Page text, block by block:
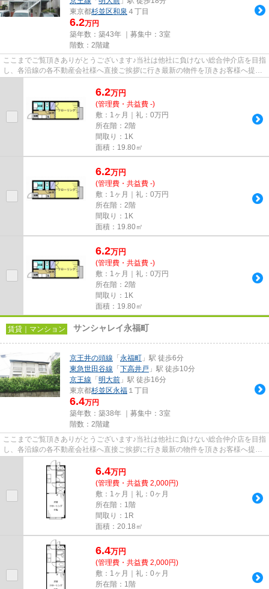
東京都杉並区和泉 ４丁目
6.2万円
築年数：築43年 ｜募集中： 3室
階数：2階建
ここまでご覧頂きありがとうございます♪当社は他社に負けない総合仲介店を目指
し、各沿線の各不動産会社様へ直接ご挨拶に行き最新の物件を頂きお客様へ提供
6.2万円
(管理費・共益費 -)
敷：1ヶ月｜礼：0万円
所在階：2階
間取り：1K
面積：19.80㎡
6.2万円
(管理費・共益費 -)
敷：1ヶ月｜礼：0万円
所在階：2階
間取り：1K
面積：19.80㎡
6.2万円
(管理費・共益費 -)
敷：1ヶ月｜礼：0万円
所在階：2階
間取り：1K
面積：19.80㎡
賃貸｜マンション サンシャレイ永福町
京王井の頭線 「 永福町 」駅 徒歩6分
東急世田谷線 「 下高井戸 」駅 徒歩10分
京王線 「 明大前 」駅 徒歩16分
東京都杉並区永福 １丁目
6.4万円
築年数：築38年 ｜募集中： 3室
階数：2階建
ここまでご覧頂きありがとうございます♪当社は他社に負けない総合仲介店を目指
し、各沿線の各不動産会社様へ直接ご挨拶に行き最新の物件を頂きお客様へ提供
しております！最新の情報は...
6.4万円
(管理費・共益費 2,000円)
敷：1ヶ月｜礼：0ヶ月
所在階：1階
間取り：1R
面積：20.18㎡
6.4万円
(管理費・共益費 2,000円)
敷：1ヶ月｜礼：0ヶ月
所在階：1階